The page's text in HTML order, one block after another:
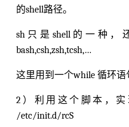
的shell路径。
sh只是shell的一种，
bash,csh,zsh,tcsh,…
这里用到一个while 循环语
2）利用这个脚本，
/etc/init.d/rcS